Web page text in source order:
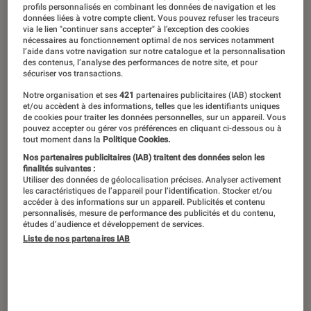
profils personnalisés en combinant les données de navigation et les
données liées à votre compte client. Vous pouvez refuser les traceurs
via le lien "continuer sans accepter" à l’exception des cookies
nécessaires au fonctionnement optimal de nos services notamment
l’aide dans votre navigation sur notre catalogue et la personnalisation
des contenus, l’analyse des performances de notre site, et pour
sécuriser vos transactions.
Notre organisation et ses421 partenaires publicitaires (IAB) stockent
et/ou accèdent à des informations, telles que les identifiants uniques
de cookies pour traiter les données personnelles, sur un appareil. Vous
pouvez accepter ou gérer vos préférences en cliquant ci-dessous ou à
tout moment dans la Politique Cookies.
Nos partenaires publicitaires (IAB) traitent des données selon les
finalités suivantes :
Utiliser des données de géolocalisation précises. Analyser activement
les caractéristiques de l’appareil pour l’identification. Stocker et/ou
accéder à des informations sur un appareil. Publicités et contenu
personnalisés, mesure de performance des publicités et du contenu,
études d’audience et développement de services.
Liste de nos partenaires IAB